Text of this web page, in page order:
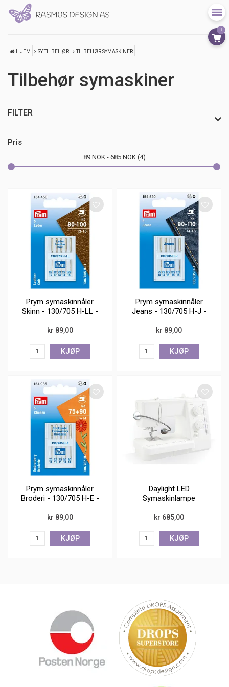
0
HJEM SY TILBEHØR TILBEHØR SYMASKINER
Tilbehør symaskiner
FILTER
Pris
89 NOK 685 NOK 4
Prym symaskinnåler
Skinn - 130/705 H-LL -
kr 89,00
KJØP
Prym symaskinnåler
Jeans - 130/705 H-J -
kr 89,00
KJØP
Prym symaskinnåler
Broderi - 130/705 H-E -
kr 89,00
KJØP
Daylight LED
Symaskinlampe
kr 685,00
KJØP